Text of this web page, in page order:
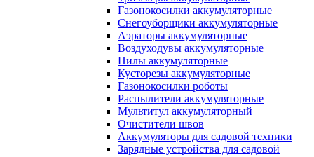
Газонокосилки аккумуляторные
Снегоуборщики аккумуляторные
Аэраторы аккумуляторные
Воздуходувы аккумуляторные
Пилы аккумуляторные
Кусторезы аккумуляторные
Газонокосилки роботы
Распылители аккумуляторные
Мультитул аккумуляторный
Очистители швов
Аккумуляторы для садовой техники
Зарядные устройства для садовой